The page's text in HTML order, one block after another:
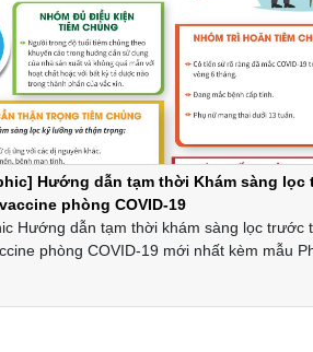
Hướng dẫn tạm thời Khám sàng lọc
phòng COVID-19
Hướng dẫn tạm thời khám sàng lọc trước
phòng COVID-19 mới nhất kèm mẫu